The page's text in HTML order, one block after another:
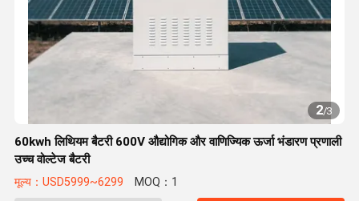
3/3
60kwh लिथियम बैटरी 600V औद्योगिक और वाणिज्यिक ऊर्जा भंडारण प्रणाली
उच्च वोल्टेज बैटरी
मूल्य：USD5999~6299 MOQ：1